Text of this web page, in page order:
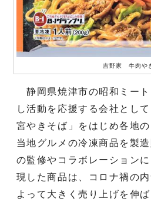
吉野家 牛肉や
静岡県焼津市の昭和ミート
し活動を応援する会社とし
宮やきそば」をはじめ各地
当地グルメの冷凍商品を製
の監修やコラボレーション
現した商品は、コロナ禍の
よって大きく売り上げを伸